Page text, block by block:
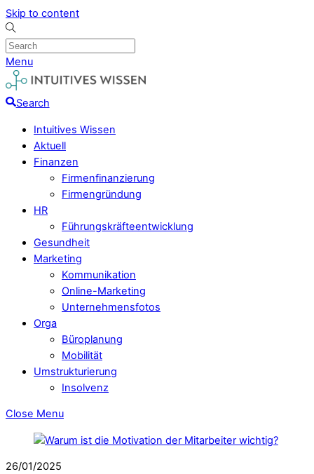
Skip to content
Menu
Search
Intuitives Wissen
Aktuell
Finanzen
Firmenfinanzierung
Firmengründung
HR
Führungskräfteentwicklung
Gesundheit
Marketing
Kommunikation
Online-Marketing
Unternehmensfotos
Orga
Büroplanung
Mobilität
Umstrukturierung
Insolvenz
Close Menu
26/01/2025